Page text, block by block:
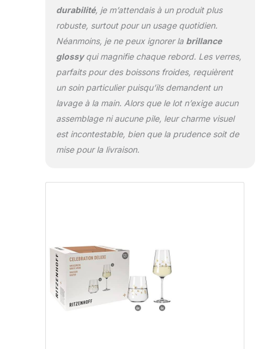
durabilité, je m’attendais à un produit plus
robuste, surtout pour un usage quotidien.
Néanmoins, je ne peux ignorer la brillance
glossyqui magnifie chaque rebord. Les verres,
parfaits pour des boissons froides, requièrent
un soin particulier puisqu’ils demandent un
lavage à la main. Alors que le lot n’exige aucun
assemblage ni aucune pile, leur charme visuel
est incontestable, bien que la prudence soit de
mise pour la livraison.